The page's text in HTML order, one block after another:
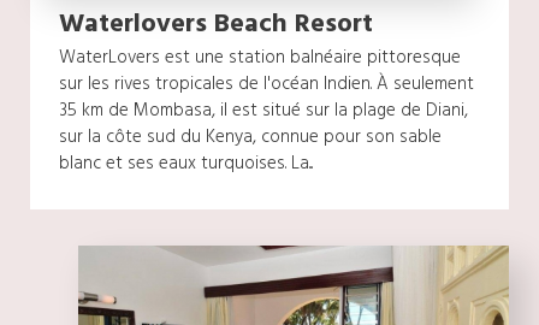
Waterlovers Beach Resort
WaterLovers est une station balnéaire pittoresque
sur les rives tropicales de l'océan Indien. À seulement
35 km de Mombasa, il est situé sur la plage de Diani,
sur la côte sud du Kenya, connue pour son sable
blanc et ses eaux turquoises. La...